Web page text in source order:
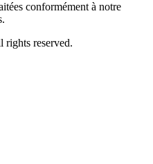
conformément à notre
reserved.